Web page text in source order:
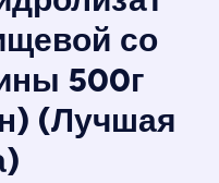
со
500г
(Лучшая